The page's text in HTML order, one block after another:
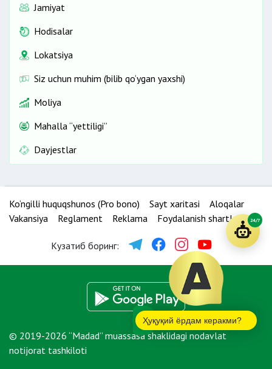
Jamiyat
Hodisalar
Lokatsiya
Siz uchun muhim (bilib qo‘ygan yaxshi)
Moliya
Mahalla “yettiligi”
Dayjestlar
Ko‘ngilli huquqshunos (Pro bono) Sayt xaritasi
Aloqalar
Vakansiya
Reglament Reklama Foydalanish shartlari
Кузатиб боринг:
© 2019-2026 “Madad” muassasa shaklidagi nodavlat
notijorat tashkiloti
Ҳуқуқий ёрдам керакми?
24/7